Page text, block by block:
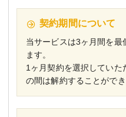
契約期間について
当サービスは3ヶ月間を
ます。
1ヶ月契約を選択していた
の間は解約することができ